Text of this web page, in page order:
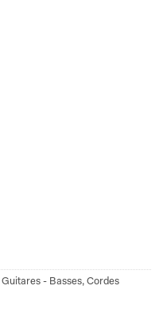
Guitares - Basses, Cordes